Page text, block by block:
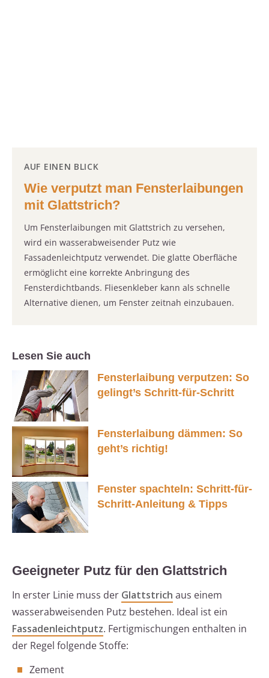
AUF EINEN BLICK
Wie verputzt man Fensterlaibungen
mit Glattstrich?
Um Fensterlaibungen mit Glattstrich zu versehen,
wird ein wasserabweisender Putz wie
Fassadenleichtputz verwendet. Die glatte Oberfläche
ermöglicht eine korrekte Anbringung des
Fensterdichtbands. Fliesenkleber kann als schnelle
Alternative dienen, um Fenster zeitnah einzubauen.
Lesen Sie auch
Fensterlaibung verputzen: So
gelingt’s Schritt-für-Schritt
Fensterlaibung dämmen: So
geht’s richtig!
Fenster spachteln: Schritt-für-
Schritt-Anleitung & Tipps
Geeigneter Putz für den Glattstrich
In erster Linie muss der Glattstrich aus einem
wasserabweisenden Putz bestehen. Ideal ist ein
Fassadenleichtputz. Fertigmischungen enthalten in
der Regel folgende Stoffe:
Zement